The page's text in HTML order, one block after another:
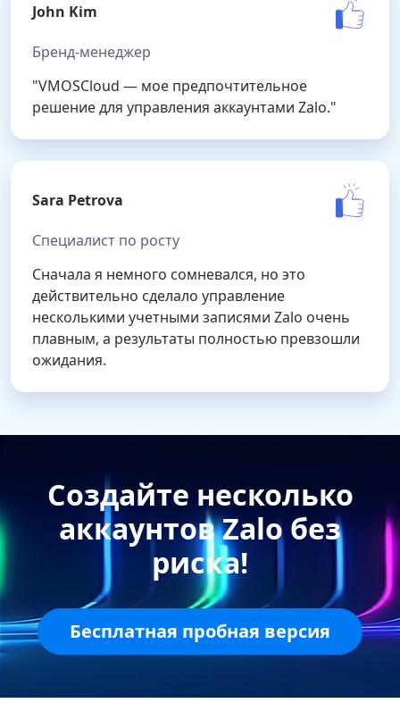
John Kim
Бренд-менеджер
"VMOSCloud — мое предпочтительное
решение для управления аккаунтами Zalo."
Sara Petrova
Специалист по росту
Сначала я немного сомневался, но это
действительно сделало управление
несколькими учетными записями Zalo очень
плавным, а результаты полностью превзошли
ожидания.
Создайте несколько
аккаунтов Zalo без
риска!
Бесплатная пробная версия